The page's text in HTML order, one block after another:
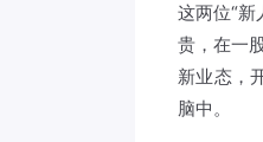
这两位“
贵，在一
新业态，
脑中。